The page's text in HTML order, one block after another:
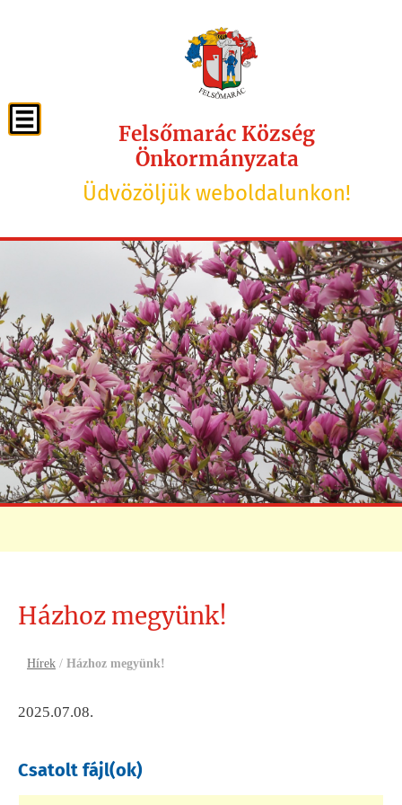
Felsőmarác Község
Önkormányzata
Üdvözöljük weboldalunkon!
Házhoz megyünk!
Hírek / Házhoz megyünk!
2025.07.08.
Csatolt fájl(ok)